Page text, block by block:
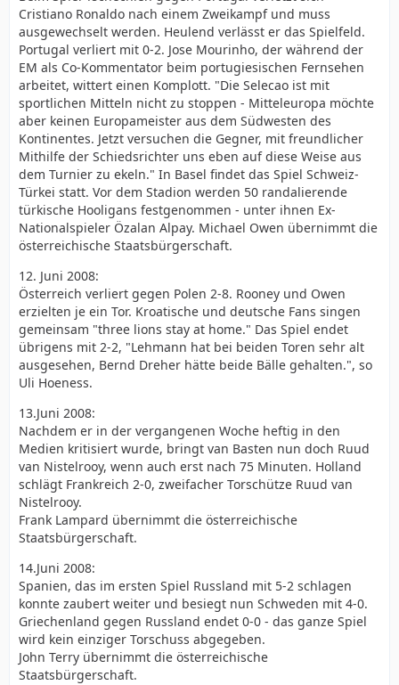
Cristiano Ronaldo nach einem Zweikampf und muss
ausgewechselt werden. Heulend verlässt er das Spielfeld.
Portugal verliert mit 0-2. Jose Mourinho, der während der
EM als Co-Kommentator beim portugiesischen Fernsehen
arbeitet, wittert einen Komplott. "Die Selecao ist mit
sportlichen Mitteln nicht zu stoppen - Mitteleuropa möchte
aber keinen Europameister aus dem Südwesten des
Kontinentes. Jetzt versuchen die Gegner, mit freundlicher
Mithilfe der Schiedsrichter uns eben auf diese Weise aus
dem Turnier zu ekeln." In Basel findet das Spiel Schweiz-
Türkei statt. Vor dem Stadion werden 50 randalierende
türkische Hooligans festgenommen - unter ihnen Ex-
Nationalspieler Özalan Alpay. Michael Owen übernimmt die
österreichische Staatsbürgerschaft.
12. Juni 2008:
Österreich verliert gegen Polen 2-8. Rooney und Owen
erzielten je ein Tor. Kroatische und deutsche Fans singen
gemeinsam "three lions stay at home." Das Spiel endet
übrigens mit 2-2, "Lehmann hat bei beiden Toren sehr alt
ausgesehen, Bernd Dreher hätte beide Bälle gehalten.", so
Uli Hoeness.
13.Juni 2008:
Nachdem er in der vergangenen Woche heftig in den
Medien kritisiert wurde, bringt van Basten nun doch Ruud
van Nistelrooy, wenn auch erst nach 75 Minuten. Holland
schlägt Frankreich 2-0, zweifacher Torschütze Ruud van
Nistelrooy.
Frank Lampard übernimmt die österreichische
Staatsbürgerschaft.
14.Juni 2008:
Spanien, das im ersten Spiel Russland mit 5-2 schlagen
konnte zaubert weiter und besiegt nun Schweden mit 4-0.
Griechenland gegen Russland endet 0-0 - das ganze Spiel
wird kein einziger Torschuss abgegeben.
John Terry übernimmt die österreichische
Staatsbürgerschaft.